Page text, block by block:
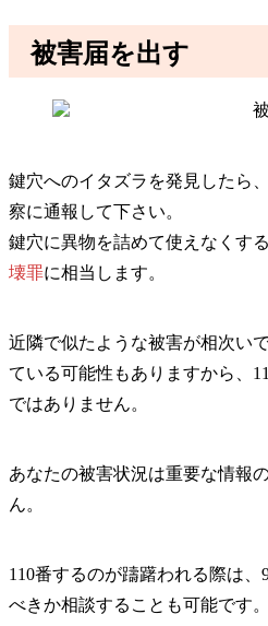
被害届を出す
鍵穴へのイタズラを発見したら、
察に通報 して下さい。
鍵穴に異物を詰めて使えなくす
壊罪に相当します。
近隣で似たような被害が相次い
ている可能性もありますから、
ではありません。
あなたの被害状況は重要な情報
ん。
110番するのが躊躇われる際は
べきか相談することも可能です。